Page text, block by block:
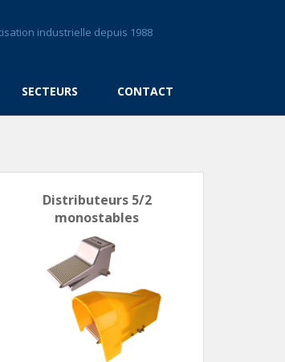
industrielle depuis 1988
SECTEURS CONTACT
Distributeurs 5/2
monostables